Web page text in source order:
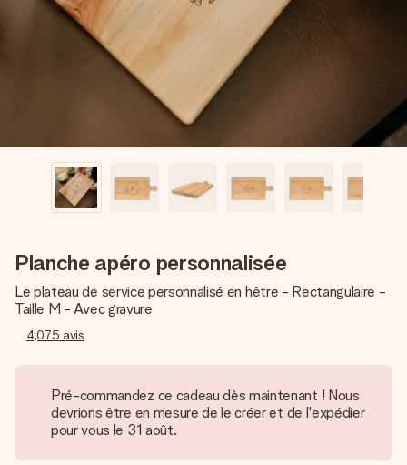
Créez quelque chose d’unique en quelques étapes – avec
son prénom, votre photo ou un message qui touche le cœur.
Sans complications, juste tout l’amour pour le moment idéal.
Planche apéro personnalisée
Le plateau de service personnalisé en hêtre - Rectangulaire -
Taille M - Avec gravure
4,075 avis
Pré-commandez ce cadeau dès maintenant ! Nous
devrions être en mesure de le créer et de l'expédier
pour vous le 31 août.